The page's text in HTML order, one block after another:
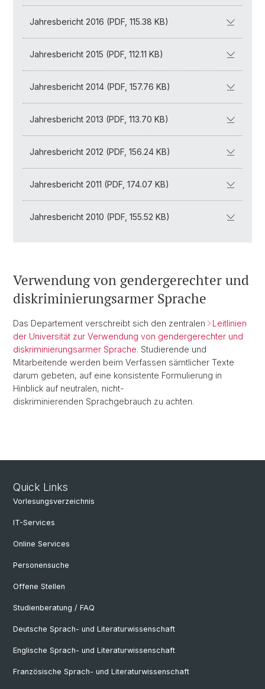
Jahresbericht 2016 (PDF, 115.38 KB)
Jahresbericht 2015 (PDF, 112.11 KB)
Jahresbericht 2014 (PDF, 157.76 KB)
Jahresbericht 2013 (PDF, 113.70 KB)
Jahresbericht 2012 (PDF, 156.24 KB)
Jahresbericht 2011 (PDF, 174.07 KB)
Jahresbericht 2010 (PDF, 155.52 KB)
Verwendung von gendergerechter und
diskriminierungsarmer Sprache
Das Departement verschreibt sich den zentralen
Leitlinien
der Universität zur Verwendung von gendergerechter und
diskriminierungsarmer Sprache. Studierende und
Mitarbeitende werden beim Verfassen sämtlicher Texte
darum gebeten, auf eine konsistente Formulierung in
Hinblick auf neutralen, nicht-
diskriminierenden Sprachgebrauch zu achten.
Quick Links
Vorlesungsverzeichnis
IT-Services
Online Services
Personensuche
Offene Stellen
Studienberatung / FAQ
Deutsche Sprach- und Literaturwissenschaft
Englische Sprach- und Literaturwissenschaft
Französische Sprach- und Literaturwissenschaft